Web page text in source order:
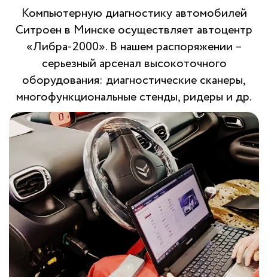
Компьютерную диагностику автомобилей
Ситроен в Минске осуществляет автоцентр
«Либра-2000». В нашем распоряжении –
серьезный арсенал высокоточного
оборудования: диагностические сканеры,
многофункциональные стенды, ридеры и др.